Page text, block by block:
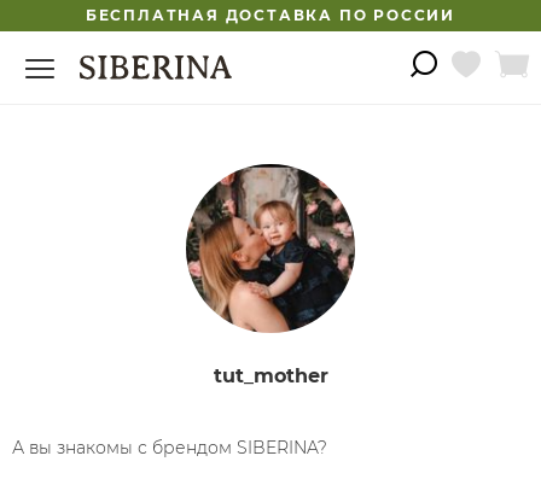
БЕСПЛАТНАЯ ДОСТАВКА ПО РОССИИ
tut_mother
А вы знакомы с брендом SIBERINA?